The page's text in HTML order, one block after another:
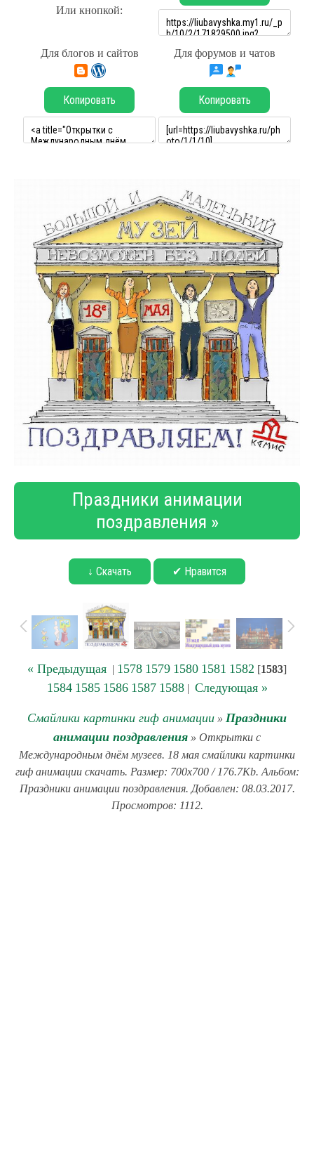
Или кнопкой:
Для блогов и сайтов Для форумов и чатов
Копировать Копировать
Праздники анимации
поздравления »
↓ Скачать ✔ Нравится
« Предыдущая | 1578 1579 1580 1581 1582 [1583]
1584 1585 1586 1587 1588| Следующая »
Смайлики картинки гиф анимации » Праздники
анимации поздравления » Открытки с
Международным днём музеев. 18 мая смайлики картинки
гиф анимации скачать. Размер: 700x700 / 176.7Kb. Альбом:
Праздники анимации поздравления. Добавлен: 08.03.2017.
Просмотров: 1112.